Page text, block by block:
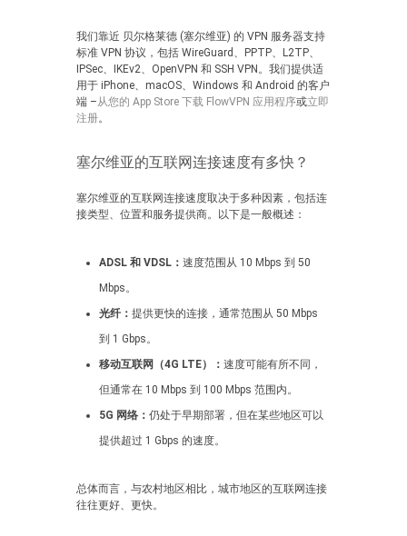
我们靠近 贝尔格莱德 (塞尔维亚) 的 VPN 服务器支持
标准 VPN 协议，包括 WireGuard、PPTP、L2TP、
IPSec、IKEv2、OpenVPN 和 SSH VPN。我们提供适
用于 iPhone、macOS、Windows 和 Android 的客户
端 –从您的 App Store 下载 FlowVPN 应用程序或立即
注册。
塞尔维亚的互联网连接速度有多快？
塞尔维亚的互联网连接速度取决于多种因素，包括连
接类型、位置和服务提供商。以下是一般概述：
ADSL 和 VDSL： 速度范围从 10 Mbps 到 50
Mbps。
光纤： 提供更快的连接，通常范围从 50 Mbps
到 1 Gbps。
移动互联网（4G LTE）： 速度可能有所不同，
但通常在 10 Mbps 到 100 Mbps 范围内。
5G 网络： 仍处于早期部署，但在某些地区可以
提供超过 1 Gbps 的速度。
总体而言，与农村地区相比，城市地区的互联网连接
往往更好、更快。